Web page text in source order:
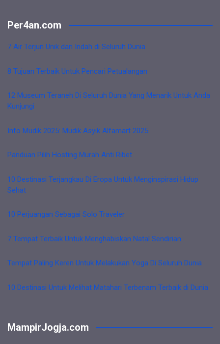
Per4an.com
7 Air Terjun Unik dan Indah di Seluruh Dunia
8 Tujuan Terbaik Untuk Pencari Petualangan
12 Museum Teraneh Di Seluruh Dunia Yang Menarik Untuk Anda
Kunjungi
Info Mudik 2025: Mudik Asyik Alfamart 2025
Panduan Pilih Hosting Murah Anti Ribet
10 Destinasi Terjangkau Di Eropa Untuk Menginspirasi Hidup
Sehat
10 Perjuangan Sebagai Solo Traveler
7 Tempat Terbaik Untuk Menghabiskan Natal Sendirian
Tempat Paling Keren Untuk Melakukan Yoga Di Seluruh Dunia
10 Destinasi Untuk Melihat Matahari Terbenam Terbaik di Dunia
MampirJogja.com